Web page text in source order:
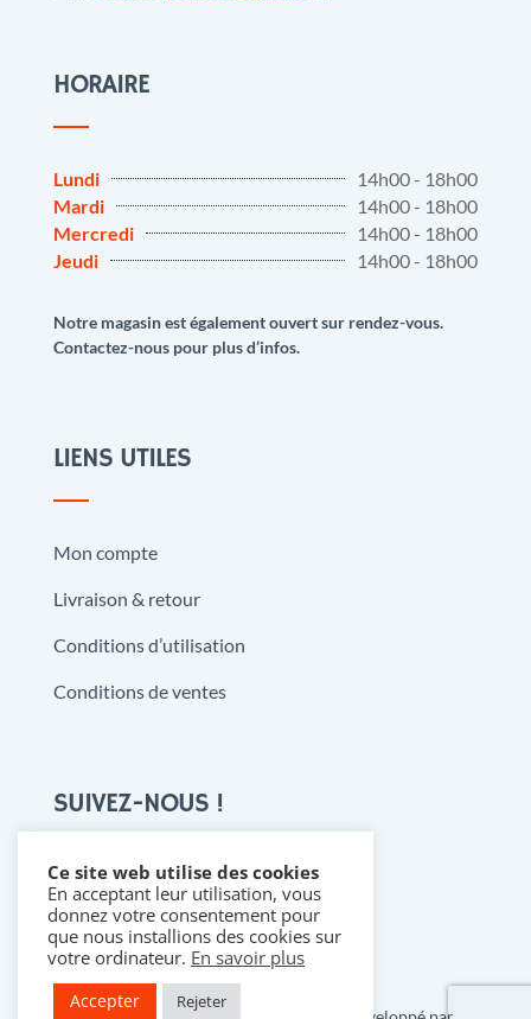
HORAIRE
Lundi
14h00 - 18h00
Mardi
14h00 - 18h00
Mercredi
14h00 - 18h00
Jeudi
14h00 - 18h00
Notre magasin est également ouvert sur rendez-vous.
Contactez-nous pour plus d’infos.
LIENS UTILES
Mon compte
Livraison & retour
Conditions d’utilisation
Conditions de ventes
SUIVEZ-NOUS !

Ce site web utilise des cookies
En acceptant leur utilisation, vous
donnez votre consentement pour
que nous installions des cookies sur
votre ordinateur. En savoir plus
Accepter Rejeter